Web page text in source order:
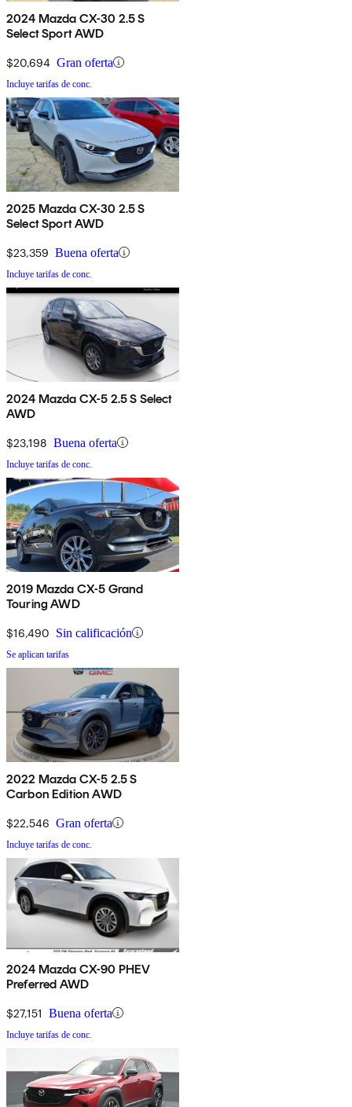
2024 Mazda CX-30 2.5 S
Select Sport AWD
$20,694 Gran oferta
Incluye tarifas de conc.
2025 Mazda CX-30 2.5 S
Select Sport AWD
$23,359 Buena oferta
Incluye tarifas de conc.
2024 Mazda CX-5 2.5 S Select
AWD
$23,198 Buena oferta
Incluye tarifas de conc.
2019 Mazda CX-5 Grand
Touring AWD
$16,490 Sin calificación
Se aplican tarifas
2022 Mazda CX-5 2.5 S
Carbon Edition AWD
$22,546 Gran oferta
Incluye tarifas de conc.
2024 Mazda CX-90 PHEV
Preferred AWD
$27,151 Buena oferta
Incluye tarifas de conc.